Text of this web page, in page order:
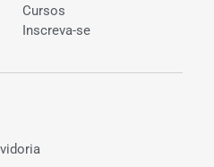
Cursos
Inscreva-se